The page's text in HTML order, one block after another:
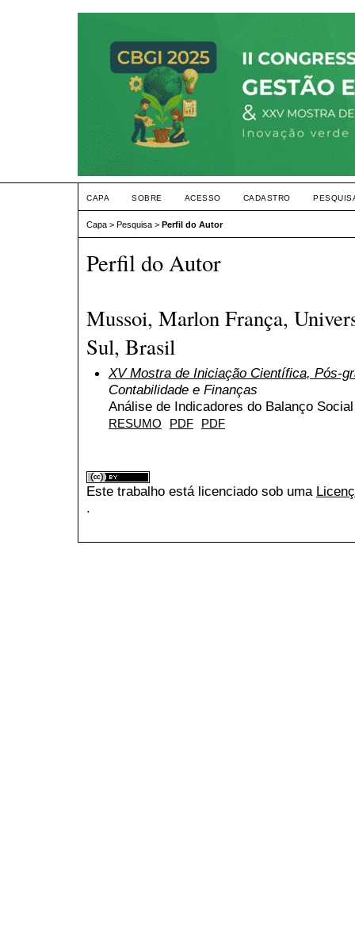
CAPA SOBRE ACESSO CADASTRO
Capa > Pesquisa > Perfil do Autor
Perfil do Autor
Mussoi, Marlon França,
Sul, Brasil
XV Mostra de Iniciação Científica, Pós-
Contabilidade e Finanças
Análise de Indicadores do Balanço
RESUMO PDF PDF
Este trabalho está licenciado sob uma
.